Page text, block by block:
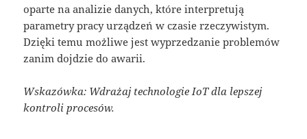
oparte na analizie danych, które interpretują
parametry pracy urządzeń w czasie rzeczywistym.
Dzięki temu możliwe jest wyprzedzanie problemów
zanim dojdzie do awarii.
Wskazówka: Wdrażaj technologie IoT dla lepszej
kontroli procesów.